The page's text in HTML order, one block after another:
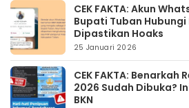
CEK FAKTA: Akun
Bupati Tuban
Dipastikan Hoaks
25 Januari 2026
CEK FAKTA: Benarkah
2026 Sudah Dibuka?
BKN